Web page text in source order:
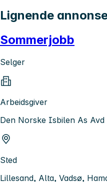
Lignende
Sommerjobb
Selger
Arbeidsgiver
Den Norske Isbilen As Avd
Sted
Lillesand, Alta, Vadsø,